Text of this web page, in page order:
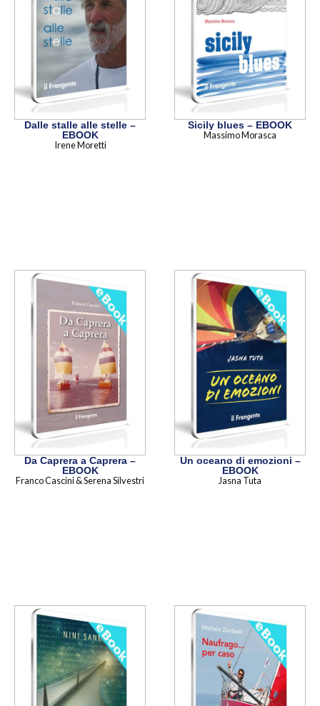
Dalle stalle alle stelle –
EBOOK
Irene Moretti
Sicily blues – EBOOK
Massimo Morasca
Da Caprera a Caprera –
EBOOK
Franco Cascini & Serena Silvestri
Un oceano di emozioni –
EBOOK
Jasna Tuta